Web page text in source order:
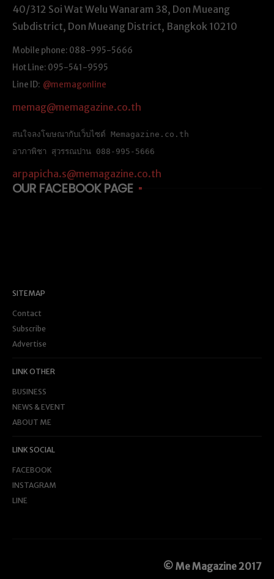
40/312 Soi Wat Welu Wanaram 38, Don Mueang
Subdistrict, Don Mueang District, Bangkok 10210
Mobile phone: 088-995-5666
Hot Line: 095-541-9595
Line ID: @memagonline
memag@memagazine.co.th
สนใจลงโฆษณากับเว็บไซต์ Memagazine.co.th
อาภาพิชา สุวรรณปาน 088-995-5666
arpapicha.s@memagazine.co.th
OUR FACEBOOK PAGE
SITEMAP
Contact
Subscribe
Advertise
LINK OTHER
BUSINESS
NEWS & EVENT
ABOUT ME
LINK SOCIAL
FACEBOOK
INSTAGRAM
LINE
© Me Magazine 2017